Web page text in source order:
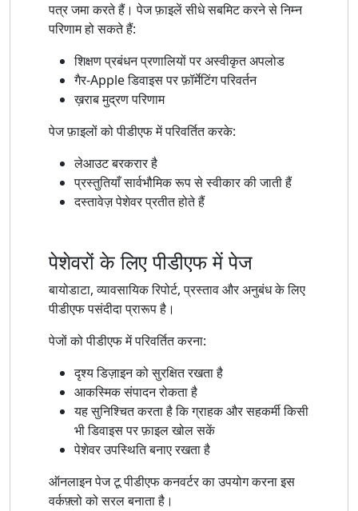
पत्र जमा करते हैं। पेज फ़ाइलें सीधे सबमिट करने से निम्न
परिणाम हो सकते हैं:
शिक्षण प्रबंधन प्रणालियों पर अस्वीकृत अपलोड
गैर-Apple डिवाइस पर फ़ॉर्मेटिंग परिवर्तन
ख़राब मुद्रण परिणाम
पेज फ़ाइलों को पीडीएफ में परिवर्तित करके:
लेआउट बरकरार है
प्रस्तुतियाँ सार्वभौमिक रूप से स्वीकार की जाती हैं
दस्तावेज़ पेशेवर प्रतीत होते हैं
पेशेवरों के लिए पीडीएफ में पेज
बायोडाटा, व्यावसायिक रिपोर्ट, प्रस्ताव और अनुबंध के लिए
पीडीएफ पसंदीदा प्रारूप है।
पेजों को पीडीएफ में परिवर्तित करना:
दृश्य डिज़ाइन को सुरक्षित रखता है
आकस्मिक संपादन रोकता है
यह सुनिश्चित करता है कि ग्राहक और सहकर्मी किसी
भी डिवाइस पर फ़ाइल खोल सकें
पेशेवर उपस्थिति बनाए रखता है
ऑनलाइन पेज टू पीडीएफ कनवर्टर का उपयोग करना इस
वर्कफ़्लो को सरल बनाता है।